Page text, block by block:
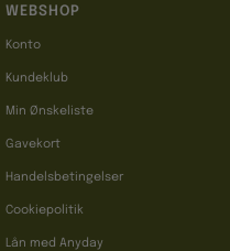
WEBSHOP
Konto
Kundeklub
Min Ønskeliste
Gavekort
Handelsbetingelser
Cookiepolitik
Lån med Anyday